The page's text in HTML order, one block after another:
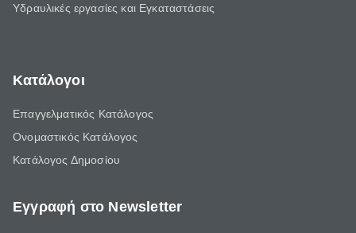
Υδραυλικές εργασίες και Εγκαταστάσεις
Κατάλογοι
Επαγγελματικός Κατάλογος
Ονομαστικός Κατάλογος
Κατάλογος Δημοσίου
Εγγραφή στο Newsletter